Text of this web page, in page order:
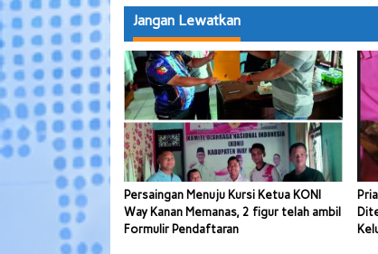
Jangan Lewatkan
Persaingan Menuju Kursi Ketua KONI
Way Kanan Memanas, 2 figur telah ambil
Formulir Pendaftaran